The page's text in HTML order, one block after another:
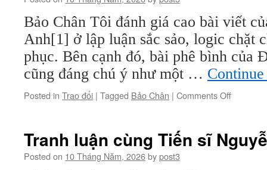
Bảo Chân Tôi đánh giá cao bài viết
Anh[1] ở lập luận sắc sảo, logic chặt
phục. Bên cạnh đó, bài phê bình của
cũng đáng chú ý như một …
Posted in Trao đổi | Tagged Bảo Chân | Comments Offon
về
Tranh luận cùng Tiến sĩ
Posted on 10 Tháng Năm, 2026bypost3